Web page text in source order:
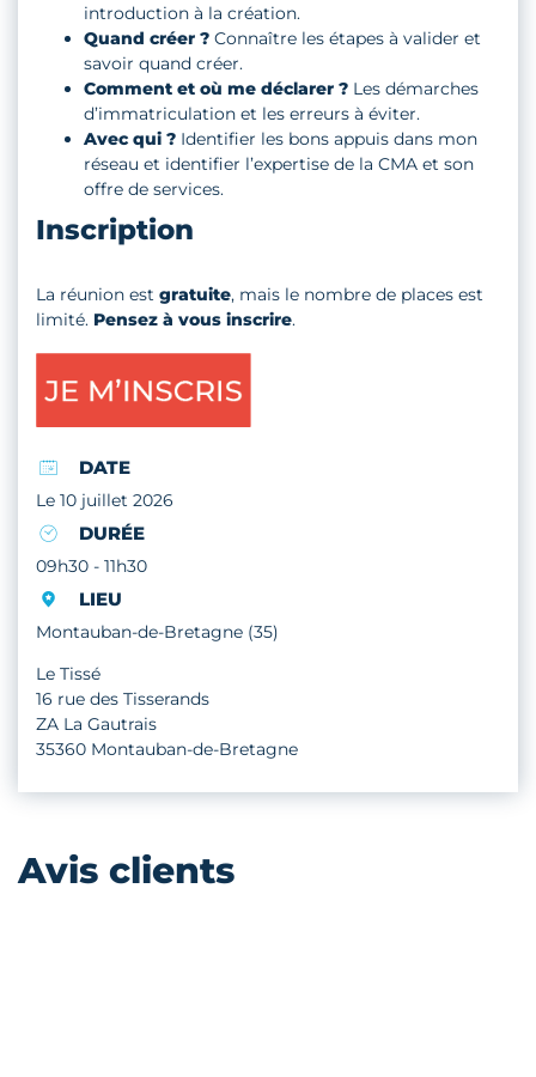
introduction à la création.
Quand créer ? Connaître les étapes à valider et
savoir quand créer.
Comment et où me déclarer ? Les démarches
d’immatriculation et les erreurs à éviter.
Avec qui ? Identifier les bons appuis dans mon
réseau et identifier l’expertise de la CMA et son
offre de services.
Inscription
La réunion est gratuite, mais le nombre de places est
limité. Pensez à vous inscrire.
DATE
Le 10 juillet 2026
DURÉE
09h30 - 11h30
LIEU
Montauban-de-Bretagne (35)
Le Tissé
16 rue des Tisserands
ZA La Gautrais
35360 Montauban-de-Bretagne
Avis clients